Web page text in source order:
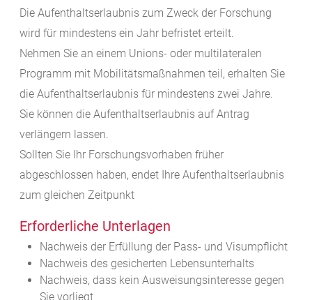
Die Aufenthaltserlaubnis zum Zweck der Forschung
wird für mindestens ein Jahr befristet erteilt.
Nehmen Sie an einem Unions- oder multilateralen
Programm mit Mobilitätsmaßnahmen teil, erhalten Sie
die Aufenthaltserlaubnis für mindestens zwei Jahre.
Sie können die Aufenthaltserlaubnis auf Antrag
verlängern lassen.
Sollten Sie Ihr Forschungsvorhaben früher
abgeschlossen haben, endet Ihre Aufenthaltserlaubnis
zum gleichen Zeitpunkt
Erforderliche Unterlagen
Nachweis der Erfüllung der Pass- und Visumpflicht
Nachweis des gesicherten Lebensunterhalts
Nachweis, dass kein Ausweisungsinteresse gegen
Sie vorliegt